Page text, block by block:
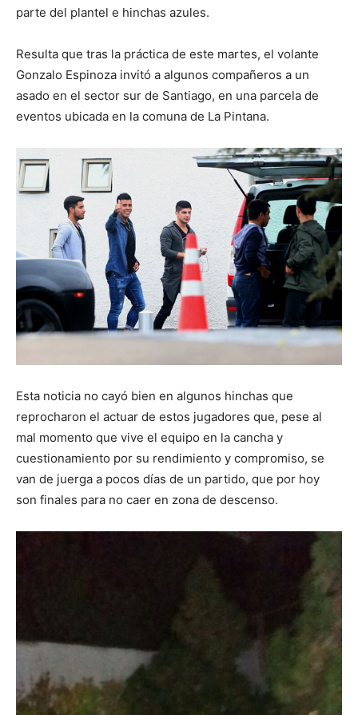
parte del plantel e hinchas azules.
Resulta que tras la práctica de este martes, el volante
Gonzalo Espinoza invitó a algunos compañeros a un
asado en el sector sur de Santiago, en una parcela de
eventos ubicada en la comuna de La Pintana.
Esta noticia no cayó bien en algunos hinchas que
reprocharon el actuar de estos jugadores que, pese al
mal momento que vive el equipo en la cancha y
cuestionamiento por su rendimiento y compromiso, se
van de juerga a pocos días de un partido, que por hoy
son finales para no caer en zona de descenso.